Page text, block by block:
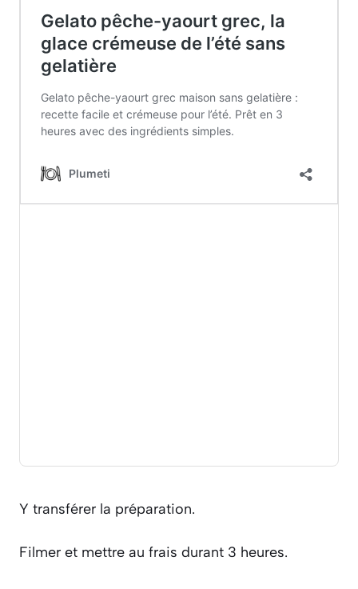
Y transférer la préparation.
Filmer et mettre au frais durant 3 heures.